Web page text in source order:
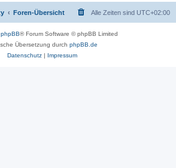
Foren-Übersicht Alle Zeiten sind UTC+02:00
phpBB® Forum Software © phpBB Limited
Übersetzung durch phpBB.de
Datenschutz| Impressum